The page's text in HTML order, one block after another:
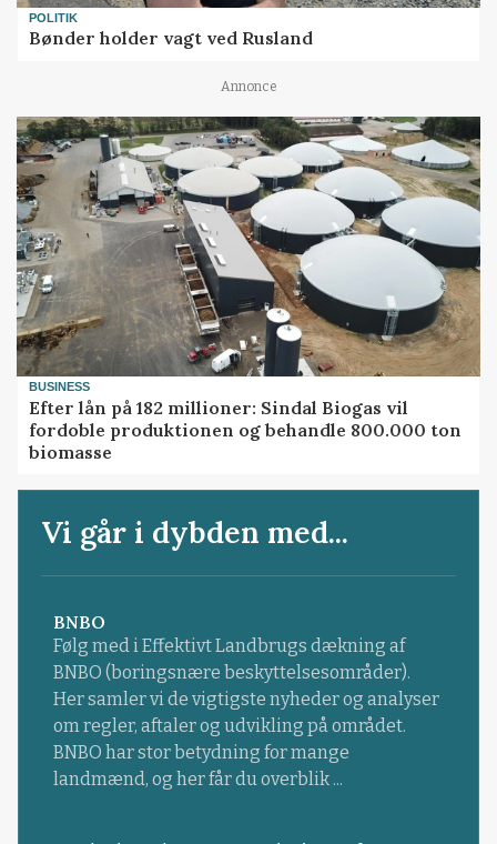
POLITIK
Bønder holder vagt ved Rusland
Annonce
BUSINESS
Efter lån på 182 millioner: Sindal Biogas vil
fordoble produktionen og behandle 800.000 ton
biomasse
Vi går i dybden med...
BNBO
Følg med i Effektivt Landbrugs dækning af
BNBO (boringsnære beskyttelsesområder).
Her samler vi de vigtigste nyheder og analyser
om regler, aftaler og udvikling på området.
BNBO har stor betydning for mange
landmænd, og her får du overblik ...